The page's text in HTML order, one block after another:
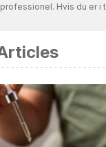
Hvis du er i